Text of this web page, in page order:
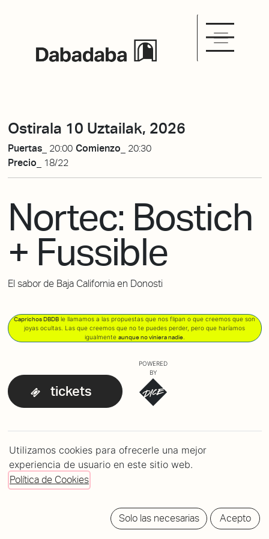
Ostirala 10 Uztailak, 2026
Puertas_ 20:00 Comienzo_ 20:30
Precio_
18/22
Nortec: Bostich
+ Fussible
El sabor de Baja California en Donosti
Caprichos DBDB le llamamos a las propuestas que nos flipan o que creemos que son
joyas ocultas. Las que creemos que no te puedes perder, pero que haríamos
igualmente aunque no viniera nadie.
tickets
POWERED
BY
20:30h Nortec Collective
Utilizamos cookies para ofrecerle una mejor
experiencia de usuario en este sitio web.
Política de Cookies
Solo las necesarias Acepto